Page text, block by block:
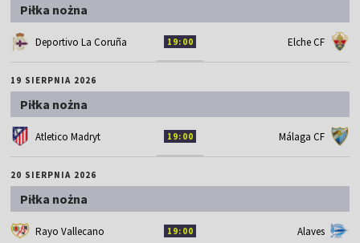
Piłka nożna
Deportivo La Coruña 19:00 Elche CF
19 SIERPNIA 2026
Piłka nożna
Atletico Madryt 19:00 Málaga CF
20 SIERPNIA 2026
Piłka nożna
Rayo Vallecano 19:00 Alaves